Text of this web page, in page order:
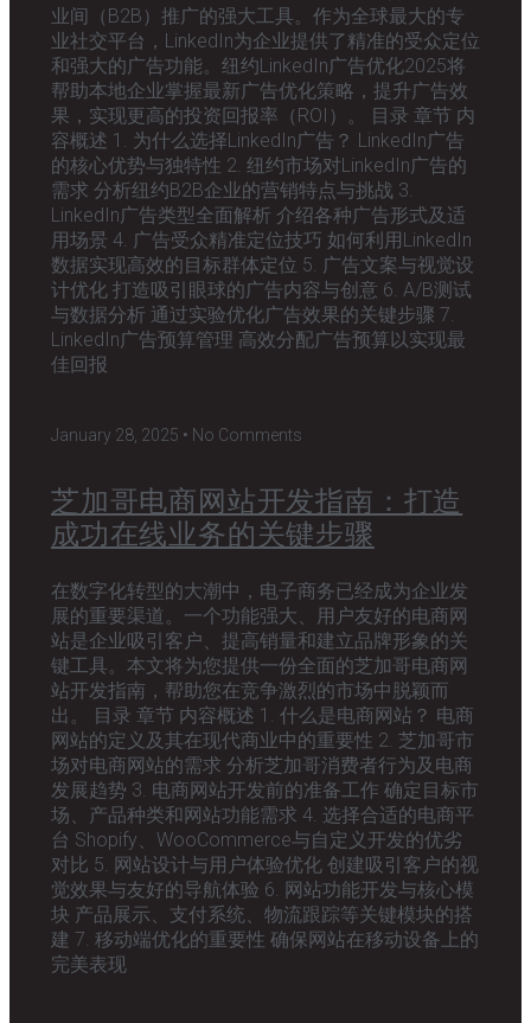
业间（B2B）推广的强大工具。作为全球最大的专
业社交平台，LinkedIn为企业提供了精准的受众定位
和强大的广告功能。纽约LinkedIn广告优化2025将
帮助本地企业掌握最新广告优化策略，提升广告效
果，实现更高的投资回报率（ROI）。 目录 章节 内
容概述 1. 为什么选择LinkedIn广告？ LinkedIn广告
的核心优势与独特性 2. 纽约市场对LinkedIn广告的
需求 分析纽约B2B企业的营销特点与挑战 3.
LinkedIn广告类型全面解析 介绍各种广告形式及适
用场景 4. 广告受众精准定位技巧 如何利用LinkedIn
数据实现高效的目标群体定位 5. 广告文案与视觉设
计优化 打造吸引眼球的广告内容与创意 6. A/B测试
与数据分析 通过实验优化广告效果的关键步骤 7.
LinkedIn广告预算管理 高效分配广告预算以实现最
佳回报
January 28, 2025 No Comments
芝加哥电商网站开发指南：打造
成功在线业务的关键步骤
在数字化转型的大潮中，电子商务已经成为企业发
展的重要渠道。一个功能强大、用户友好的电商网
站是企业吸引客户、提高销量和建立品牌形象的关
键工具。本文将为您提供一份全面的芝加哥电商网
站开发指南，帮助您在竞争激烈的市场中脱颖而
出。 目录 章节 内容概述 1. 什么是电商网站？ 电商
网站的定义及其在现代商业中的重要性 2. 芝加哥市
场对电商网站的需求 分析芝加哥消费者行为及电商
发展趋势 3. 电商网站开发前的准备工作 确定目标市
场、产品种类和网站功能需求 4. 选择合适的电商平
台 Shopify、WooCommerce与自定义开发的优劣
对比 5. 网站设计与用户体验优化 创建吸引客户的视
觉效果与友好的导航体验 6. 网站功能开发与核心模
块 产品展示、支付系统、物流跟踪等关键模块的搭
建 7. 移动端优化的重要性 确保网站在移动设备上的
完美表现